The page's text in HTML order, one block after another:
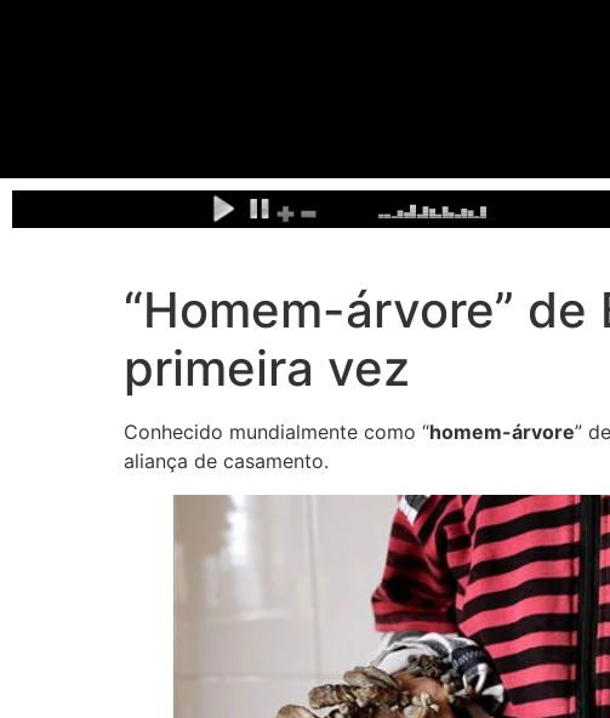
“Homem-árvore”
primeira vez
Conhecido mundialmente como “homem-árvore” de
aliança de casamento.